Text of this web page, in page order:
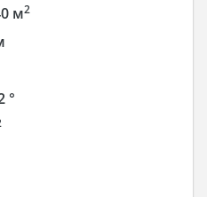
м2
°